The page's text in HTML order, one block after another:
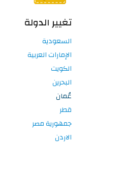
تغيير الدولة
السعودية
الإمارات العربية
الكويت
البحرين
عُمان
قطر
جمهورية مصر
الاردن